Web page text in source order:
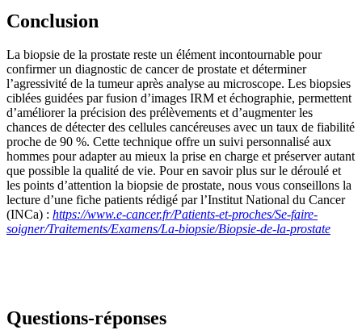
Conclusion
La biopsie de la prostate reste un élément incontournable pour
confirmer un diagnostic de cancer de prostate et déterminer
l’agressivité de la tumeur après analyse au microscope. Les biopsies
ciblées guidées par fusion d’images IRM et échographie, permettent
d’améliorer la précision des prélèvements et d’augmenter les
chances de détecter des cellules cancéreuses avec un taux de fiabilité
proche de 90 %. Cette technique offre un suivi personnalisé aux
hommes pour adapter au mieux la prise en charge et préserver autant
que possible la qualité de vie. Pour en savoir plus sur le déroulé et
les points d’attention la biopsie de prostate, nous vous conseillons la
lecture d’une fiche patients rédigé par l’Institut National du Cancer
(INCa) : https://www.e-cancer.fr/Patients-et-proches/Se-faire-
soigner/Traitements/Examens/La-biopsie/Biopsie-de-la-prostate
Questions-réponses